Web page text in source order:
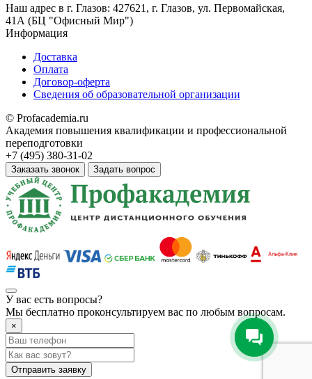
Наш адрес в г. Глазов: 427621, г. Глазов, ул. Первомайская,
41А (БЦ "Офисный Мир")
Информация
Доставка
Оплата
Договор-оферта
Сведения об образовательной организации
© Profacademia.ru
Академия повышения квалификации и профессиональной
переподготовки
+7 (495) 380-31-02
Заказать звонок Задать вопрос
У вас есть вопросы?
Мы бесплатно проконсультируем вас по любым вопросам.
×
Отправить заявку